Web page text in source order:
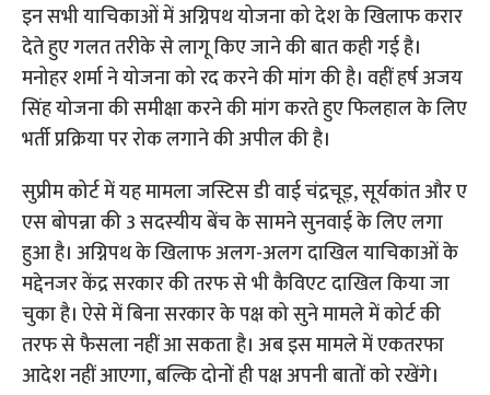
इन सभी याचिकाओं में अग्निपथ योजना को देश के खिलाफ करार
देते हुए गलत तरीके से लागू किए जाने की बात कही गई है।
मनोहर शर्मा ने योजना को रद करने की मांग की है। वहीं हर्ष अजय
सिंह योजना की समीक्षा करने की मांग करते हुए फिलहाल के लिए
भर्ती प्रक्रिया पर रोक लगाने की अपील की है।
सुप्रीम कोर्ट में यह मामला जस्टिस डी वाई चंद्रचूड़, सूर्यकांत और ए
एस बोपन्ना की 3 सदस्यीय बेंच के सामने सुनवाई के लिए लगा
हुआ है। अग्निपथ के खिलाफ अलग-अलग दाखिल याचिकाओं के
मद्देनजर केंद्र सरकार की तरफ से भी कैविएट दाखिल किया जा
चुका है। ऐसे में बिना सरकार के पक्ष को सुने मामले में कोर्ट की
तरफ से फैसला नहीं आ सकता है। अब इस मामले में एकतरफा
आदेश नहीं आएगा, बल्कि दोनों ही पक्ष अपनी बातों को रखेंगे।